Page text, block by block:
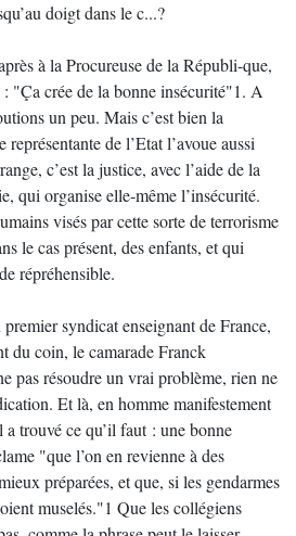
doigt dans le c...?
à la Procureuse de la Républi-que,
"Ça crée de la bonne insécurité"1. A
un peu. Mais c’est bien la
représentante de l’Etat l’avoue aussi
c’est la justice, avec l’aide de la
qui organise elle-même l’insécurité.
visés par cette sorte de terrorisme
le cas présent, des enfants, et qui
répréhensible.
syndicat enseignant de France,
du coin, le camarade Franck
pas résoudre un vrai problème, rien ne
Et là, en homme manifestement
trouvé ce qu’il faut : une bonne
"que l’on en revienne à des
préparées, et que, si les gendarmes
muselés."1 Que les collégiens